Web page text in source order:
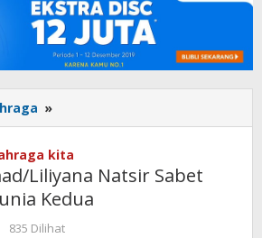
»
Ahmad/Liliyana
Natsir
Sabet
Gelar
Juara
Dunia
kita
Liliyana Natsir Sabet
Kedua
835 Dilihat